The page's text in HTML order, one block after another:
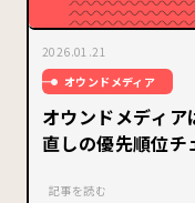
2026.01.21
オウンドメディア
オウンドメディ
直しの優先順位チ
記事を読む